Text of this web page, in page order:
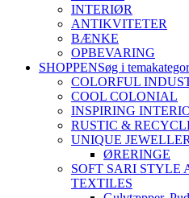
INTERIØR
ANTIKVITETER
BÆNKE
OPBEVARING
SHOPPENSøg i
COLORFUL
COOL COLONIAL
INSPIRING
RUSTIC &
UNIQUE
ØRERINGE
SOFT SARI STYLE
TEXTILES